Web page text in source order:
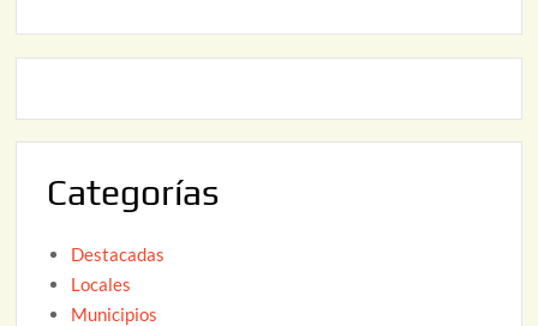
2
Categorías
Destacadas
Locales
Municipios